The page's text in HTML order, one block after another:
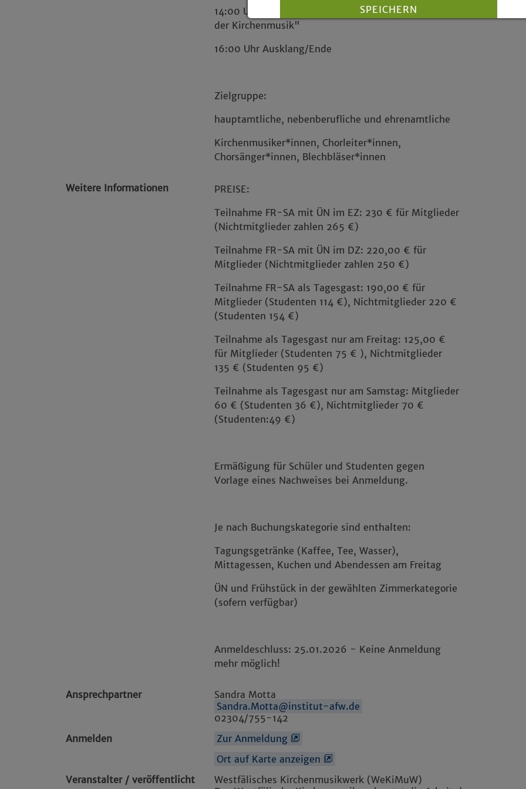
14:00 Uhr Podiumsgespräch zum Thema "Zukünfte
der Kirchenmusik"
16:00 Uhr Ausklang/Ende
Zielgruppe:
hauptamtliche, nebenberufliche und ehrenamtliche
Kirchenmusiker*innen, Chorleiter*innen,
Chorsänger*innen, Blechbläser*innen
Weitere Informationen
PREISE:
Teilnahme FR-SA mit ÜN im EZ: 230 € für Mitglieder
(Nichtmitglieder zahlen 265 €)
Teilnahme FR-SA mit ÜN im DZ: 220,00 € für
Mitglieder (Nichtmitglieder zahlen 250 €)
Teilnahme FR-SA als Tagesgast: 190,00 € für
Mitglieder (Studenten 114 €), Nichtmitglieder 220 €
(Studenten 154 €)
Teilnahme als Tagesgast nur am Freitag: 125,00 €
für Mitglieder (Studenten 75 € ), Nichtmitglieder
135 € (Studenten 95 €)
Teilnahme als Tagesgast nur am Samstag: Mitglieder
60 € (Studenten 36 €), Nichtmitglieder 70 €
(Studenten:49 €)
Ermäßigung für Schüler und Studenten gegen
Vorlage eines Nachweises bei Anmeldung.
Je nach Buchungskategorie sind enthalten:
Tagungsgetränke (Kaffee, Tee, Wasser),
Mittagessen, Kuchen und Abendessen am Freitag
ÜN und Frühstück in der gewählten Zimmerkategorie
(sofern verfügbar)
Anmeldeschluss: 25.01.2026 - Keine Anmeldung
mehr möglich!
Ansprechpartner
Sandra Motta
Sandra.Motta@institut-afw.de
02304/755-142
Anmelden
Zur Anmeldung
Ort auf Karte anzeigen
Veranstalter / veröffentlicht
Westfälisches Kirchenmusikwerk (WeKiMuW)
SPEICHERN